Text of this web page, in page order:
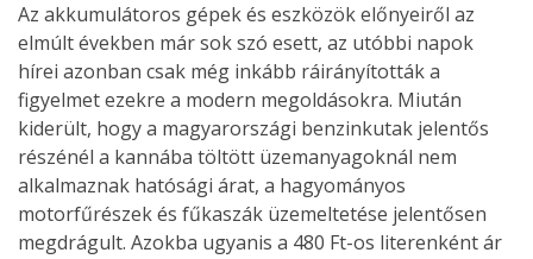
Az akkumulátoros gépek és eszközök előnyeiről az
elmúlt években már sok szó esett, az utóbbi napok
hírei azonban csak még inkább ráirányították a
figyelmet ezekre a modern megoldásokra. Miután
kiderült, hogy a magyarországi benzinkutak jelentős
részénél a kannába töltött üzemanyagoknál nem
alkalmaznak hatósági árat, a hagyományos
motorfűrészek és fűkaszák üzemeltetése jelentősen
megdrágult. Azokba ugyanis a 480 Ft-os literenként ár